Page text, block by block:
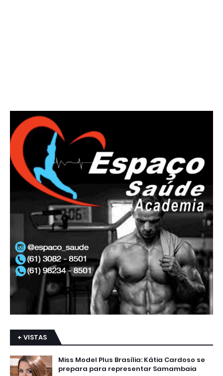
+ VISTAS
Miss Model Plus Brasília: Kátia Cardoso se
prepara para representar Samambaia